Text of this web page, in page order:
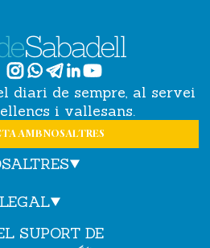
diari de sempre, al servei
i vallesans.
AMB NOSALTRES
LEGAL
SUPORT DE